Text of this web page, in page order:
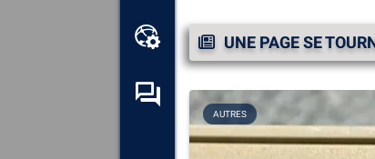
Boîte à outils en ligne
Forum d’entraide
Exploreztous les
UNE PAGE SE
AUTRES